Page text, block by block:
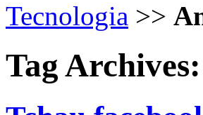
Tecnologia >>
Tag Archives: